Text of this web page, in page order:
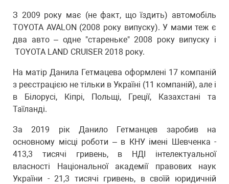
З 2009 року має (не факт, що їздить) автомобіль
TOYOTA AVALON (2008 року випуску). У мами теж є
два авто – одне "стареньке" 2008 року випуску і
TOYOTA LAND CRUISER 2018 року.
На матір Данила Гетмацева оформлені 17 компаній
з реєстрацією не тільки в Україні (11 компаній), але і
в Білорусі, Кіпрі, Польщі, Греції, Казахстані та
Таїланді.
За 2019 рік Данило Гетманцев заробив на
основному місці роботи – в КНУ імені Шевченка -
413,3 тисячі гривень, в НДІ інтелектуальної
власності Національної академії правових наук
України - 21,3 тисячі гривень, в своїй юридичній